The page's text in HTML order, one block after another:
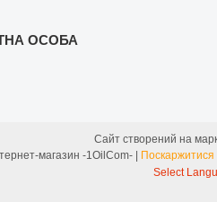
Сайт створений на
Поскаржитися
Select